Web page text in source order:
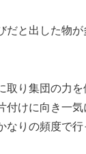
だと出した物
取り集団の力
付けに向き一
なりの頻度で行